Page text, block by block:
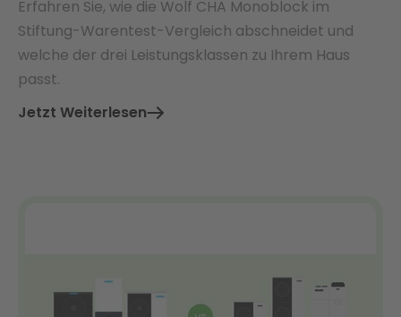
Erfahren Sie, wie die Wolf CHA Monoblock im
Stiftung-Warentest-Vergleich abschneidet und
welche der drei Leistungsklassen zu Ihrem Haus
passt.
Jetzt Weiterlesen